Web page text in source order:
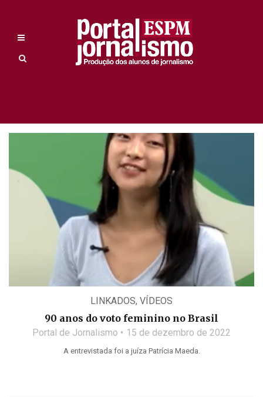
LINKADOS, VÍDEOS
90 anos do voto feminino no Brasil
Portal de Jornalismo 15 de dezembro de 2022
A entrevistada foi a juíza Patrícia Maeda.